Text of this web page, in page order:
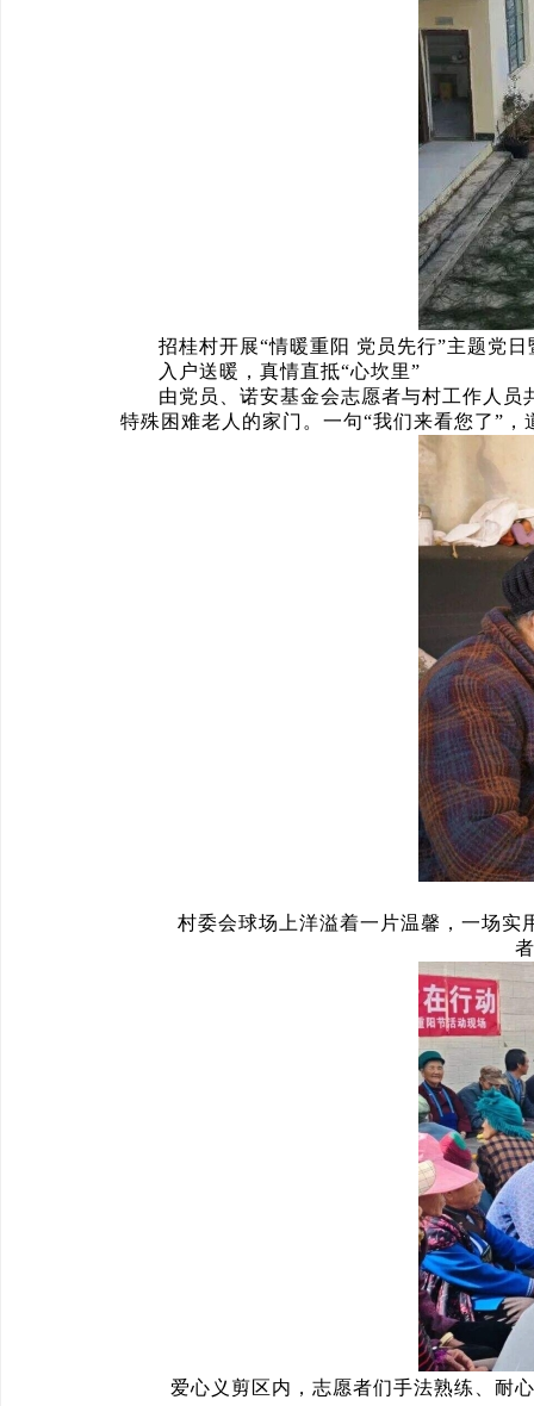
招桂村开展“情暖重阳 党员先行”主题党
入户送暖，真情直抵“心坎里”
由党员、诺安基金会志愿者与村工作人
特殊困难老人的家门。一句“我们来看您了”
村委会球场上洋溢着一片温馨，一场实用
爱心义剪区内，志愿者们手法熟练、耐心